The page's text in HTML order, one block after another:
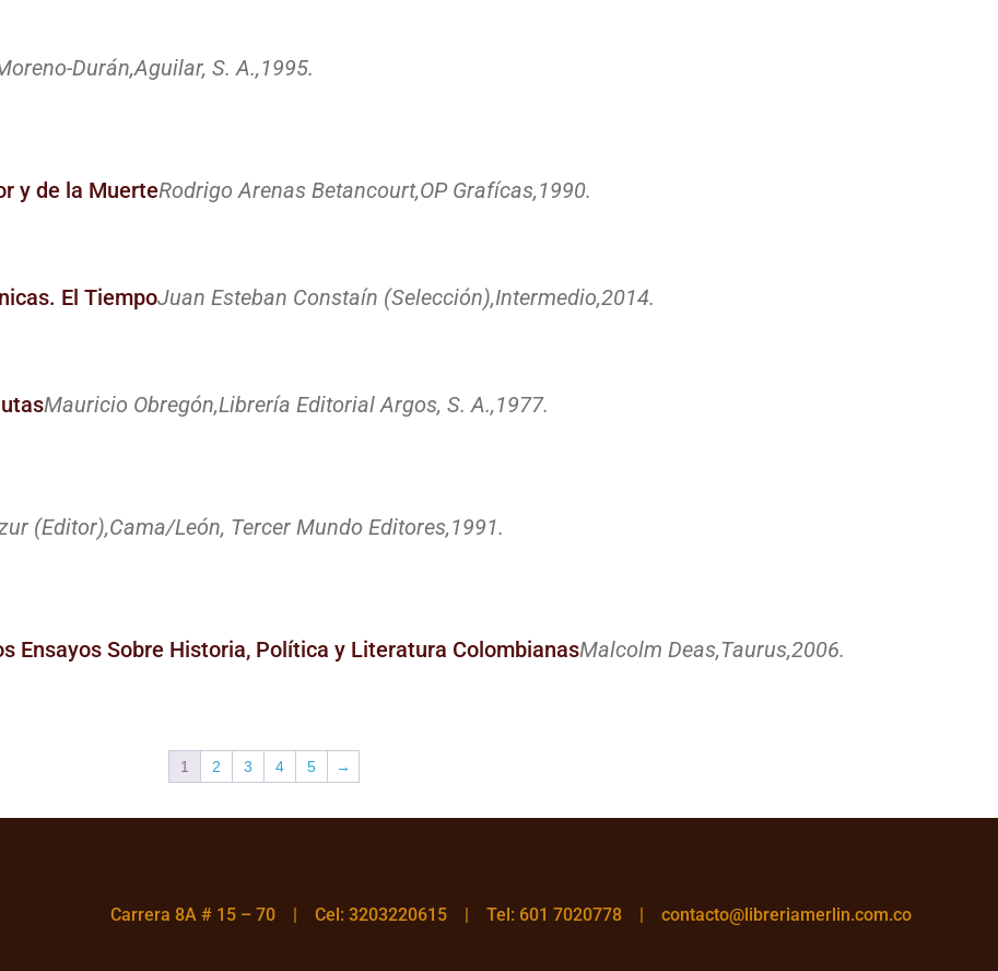
Durán,Aguilar, S. A.,1995.
y de la MuerteRodrigo Arenas Betancourt,OP Grafícas,1990.
El TiempoJuan Esteban Constaín (Selección),Intermedio,2014.
Mauricio Obregón,Librería Editorial Argos, S. A.,1977.
(Editor),Cama/León, Tercer Mundo Editores,1991.
Ensayos Sobre Historia, Política y Literatura ColombianasMalcolm Deas,Taurus,2006.
1 2 3 4 5 →
Carrera 8A # 15 – 70 | Cel: 3203220615 | Tel: 601 7020778 | contacto@libreriamerlin.com.co